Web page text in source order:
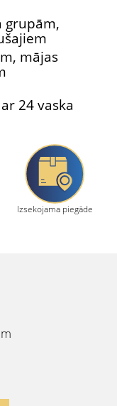
grupām,
mājas
24 vaska
Izsekojama piegāde